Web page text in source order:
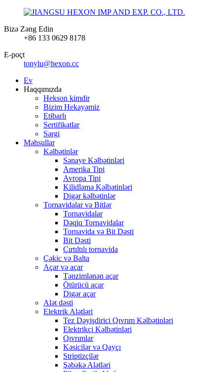
Bizə Zəng Edin
+86 133 0629 8178
E-poçt
tonylu@hexon.cc
Ev
Haqqımızda
Hekson kimdir
Bizim Hekayəmiz
Etibarlı
Sertifikatlar
Sərgi
Məhsullar
Kəlbətinlər
Sənaye Kəlbətinləri
Amerika Tipi
Avropa Tipi
Kilidləmə Kəlbətinləri
Digər kəlbətinlər
Tornavidalar və Bitlər
Tornavidalar
Dəqiq Tornavidalar
Tornavida və Bit Dəsti
Bit Dəsti
Çırtıltılı tornavida
Çəkic və Balta
Açar və açar
Tənzimlənən açar
Ötürücü açar
Digər açar
Alət dəsti
Elektrik Alətləri
Tez Dəyişdirici Qıvrım Kəlbətinləri
Elektrikçi Kəlbətinləri
Qıvrımlar
Kəsicilər və Qayçı
Striptizçilər
Şəbəkə Alətləri